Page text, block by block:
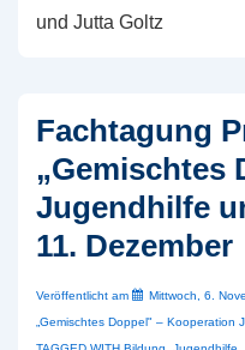
und Jutta Goltz
Fachtagung
„Gemischtes
Jugendhilfe
11. Dezember
Veröffentlicht am Mittwoch, 6.
„Gemischtes Doppel" – Kooperation